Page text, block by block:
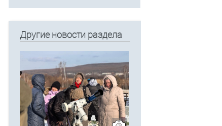
Другие новости раздела